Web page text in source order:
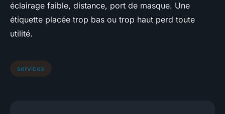
éclairage faible, distance, port de masque. Une
étiquette placée trop bas ou trop haut perd toute
utilité.
services